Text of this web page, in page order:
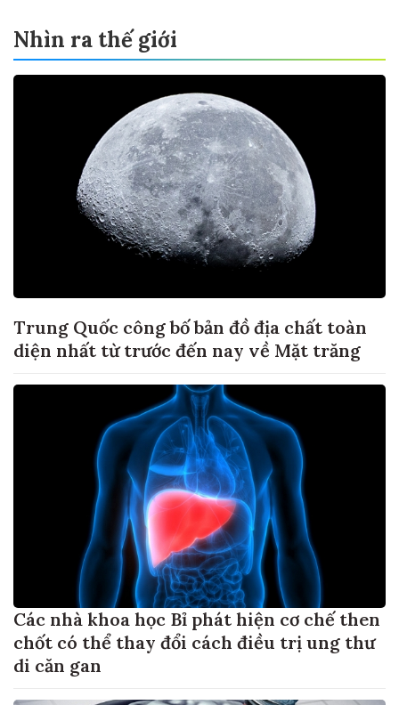
Nhìn ra thế giới
Trung Quốc công bố bản đồ địa chất toàn
diện nhất từ trước đến nay về Mặt trăng
Các nhà khoa học Bỉ phát hiện cơ chế then
chốt có thể thay đổi cách điều trị ung thư
di căn gan